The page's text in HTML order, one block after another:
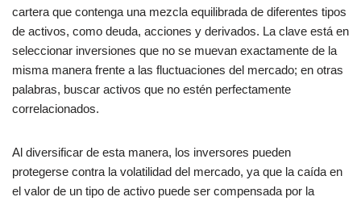
cartera que contenga una mezcla equilibrada de diferentes tipos
de activos, como deuda, acciones y derivados. La clave está en
seleccionar inversiones que no se muevan exactamente de la
misma manera frente a las fluctuaciones del mercado; en otras
palabras, buscar activos que no estén perfectamente
correlacionados.
Al diversificar de esta manera, los inversores pueden
protegerse contra la volatilidad del mercado, ya que la caída en
el valor de un tipo de activo puede ser compensada por la